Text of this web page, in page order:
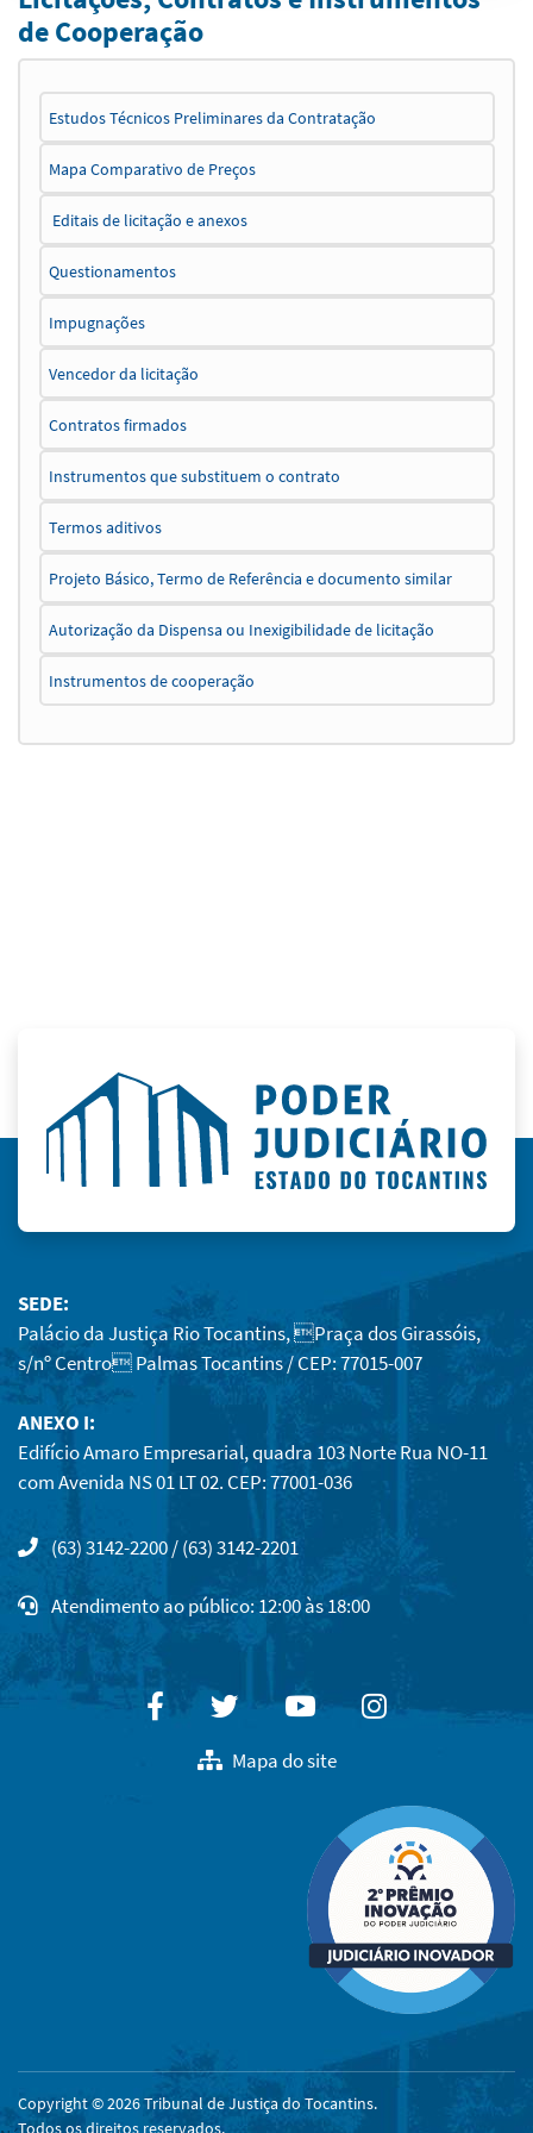
de Cooperação
Estudos Técnicos Preliminares da Contratação
Mapa Comparativo de Preços
Editais de licitação e anexos
Questionamentos
Impugnações
Vencedor da licitação
Contratos firmados
Instrumentos que substituem o contrato
Termos aditivos
Projeto Básico, Termo de Referência e documento similar
Autorização da Dispensa ou Inexigibilidade de licitação
Instrumentos de cooperação
SEDE:
Palácio da Justiça Rio Tocantins, Praça dos Girassóis,
s/nº Centro Palmas Tocantins / CEP: 77015-007
ANEXO I:
Edifício Amaro Empresarial, quadra 103 Norte Rua NO-11
com Avenida NS 01 LT 02. CEP: 77001-036
(63) 3142-2200 / (63) 3142-2201
Atendimento ao público: 12:00 às 18:00
FacebookTwitterYoutubeInstagram
Mapa do site
Copyright © 2026 Tribunal de Justiça do Tocantins.
Todos os direitos reservados.